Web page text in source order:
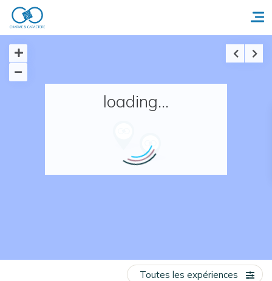
Accueil
Nos adresses en France
loading...
Toutes les expériences